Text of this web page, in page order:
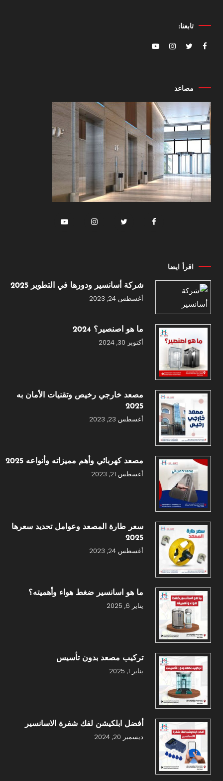
تابعنا:
مصاعد
اقرأ ايضا
شركة أسانسير ودورها في التطوير 2025
أغسطس 24, 2023
ما هو اصنصير؟ 2024
أكتوبر 30, 2024
مصعد خارجي رخيص وتقنيات الأمان به
2025
أغسطس 23, 2023
مصعد كهربائي وأهم مميزاته وأنواعه 2025
أغسطس 21, 2023
سعر طارة المصعد وعوامل تحديد سعرها
2025
أغسطس 24, 2023
ما هو اسانسير ضغط هواء وأهميته؟
يناير 6, 2025
تركيب مصعد بدون تأسيس
يناير 1, 2025
أفضل ابلكيشن لفك شفرة الاسانسير
ديسمبر 20, 2024